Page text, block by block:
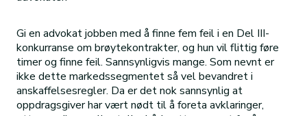
Gi en advokat jobben med å finne fem feil i en Del III-
konkurranse om brøytekontrakter, og hun vil flittig føre
timer og finne feil. Sannsynligvis mange. Som nevnt er
ikke dette markedssegmentet så vel bevandret i
anskaffelsesregler. Da er det nok sannsynlig at
oppdragsgiver har vært nødt til å foreta avklaringer,